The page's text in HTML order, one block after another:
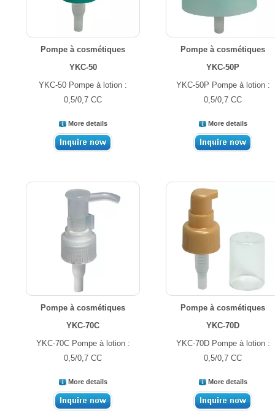
Pompe à cosmétiques
YKC-50
YKC-50 Pompe à lotion :
0,5/0,7 CC
More details
Pompe à cosmétiques
YKC-50P
YKC-50P Pompe à lotion :
0,5/0,7 CC
More details
Pompe à cosmétiques
YKC-70C
YKC-70C Pompe à lotion :
0,5/0,7 CC
More details
Pompe à cosmétiques
YKC-70D
YKC-70D Pompe à lotion :
0,5/0,7 CC
More details